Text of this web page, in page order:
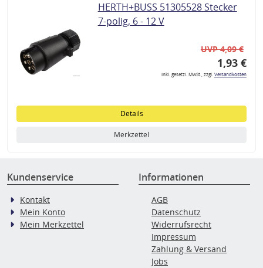
HERTH+BUSS 51305528 Stecker
7-polig, 6 - 12 V
UVP 4,09 €
1,93 €
inkl. gesetzl. MwSt., zzgl.Versandkosten
Details
Merkzettel
Kundenservice
Kontakt
Mein Konto
Mein Merkzettel
Informationen
AGB
Datenschutz
Widerrufsrecht
Impressum
Zahlung & Versand
Jobs